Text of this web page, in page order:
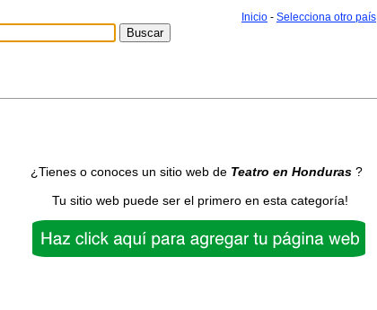
Inicio - Selecciona otro país
¿Tienes o conoces un sitio web de Teatro en Honduras ?
Tu sitio web puede ser el primero en esta categoría!